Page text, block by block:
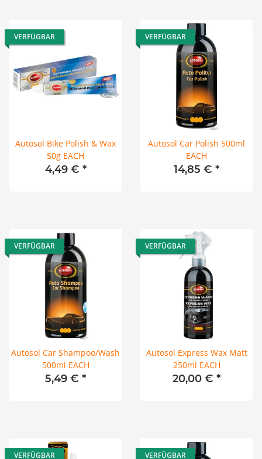
VERFÜGBAR
Autosol Bike Polish & Wax
50g EACH
4,49 € *
VERFÜGBAR
Autosol Car Polish 500ml
EACH
14,85 € *
VERFÜGBAR
Autosol Car Shampoo/Wash
500ml EACH
5,49 € *
VERFÜGBAR
Autosol Express Wax Matt
250ml EACH
20,00 € *
VERFÜGBAR VERFÜGBAR